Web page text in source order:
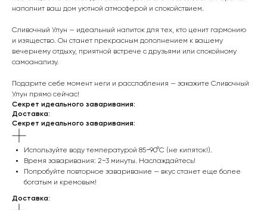
наполнит ваш дом уютной атмосферой и спокойствием.
Сливочный Улун — идеальный напиток для тех, кто ценит гармонию
и изящество. Он станет прекрасным дополнением к вашему
вечернему отдыху, приятной встрече с друзьями или спокойному
самоанализу.
Подарите себе момент неги и расслабления — закажите Сливочный
Улун прямо сейчас!
Секрет идеального заваривания:
Доставка:
Секрет идеального заваривания:
Используйте воду температурой 85−90°C (не кипяток!).
Время заваривания: 2−3 минуты. Наслаждайтесь!
Попробуйте повторное заваривание — вкус станет еще более
богатым и кремовым!
Доставка: